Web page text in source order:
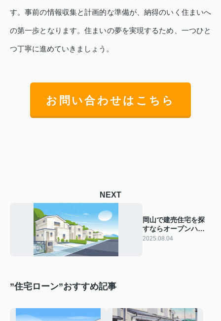
す。事前の情報収集と計画的な準備が、納得のいく住まいへ
の第一歩となります。住まいの夢を実現するため、一つひと
つ丁寧に進めていきましょう。
お問い合わせはこちら
NEXT
岡山で建売住宅を探
すならオープンハウ
スへ！購入時のポイ
2025.08.04
”住宅ローン”おすすめ記事